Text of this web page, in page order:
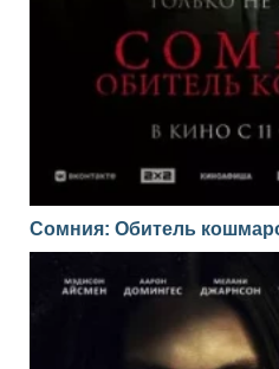
Сомния: Обитель